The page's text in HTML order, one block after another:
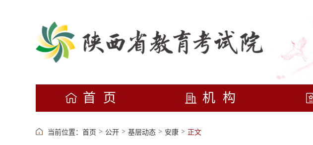
首页 机构
当前位置： 首页 > 公开 > 基层动态 > 安康 > 正文